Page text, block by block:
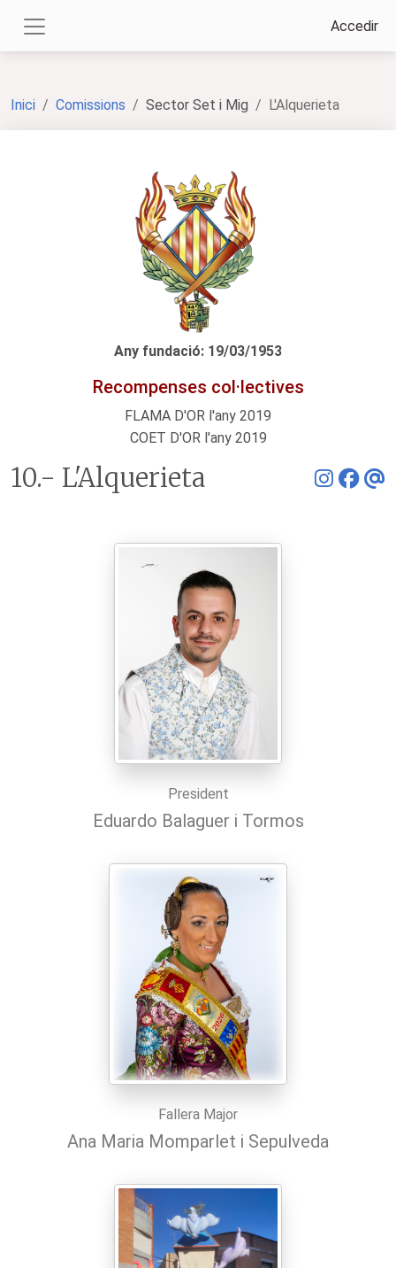
Accedir
Inici Comissions Sector Set i Mig L'Alquerieta
Any fundació: 19/03/1953
Recompenses col·lectives
FLAMA D'OR l'any 2019
COET D'OR l'any 2019
10.- L'Alquerieta
President
Eduardo Balaguer i Tormos
Fallera Major
Ana Maria Momparlet i Sepulveda